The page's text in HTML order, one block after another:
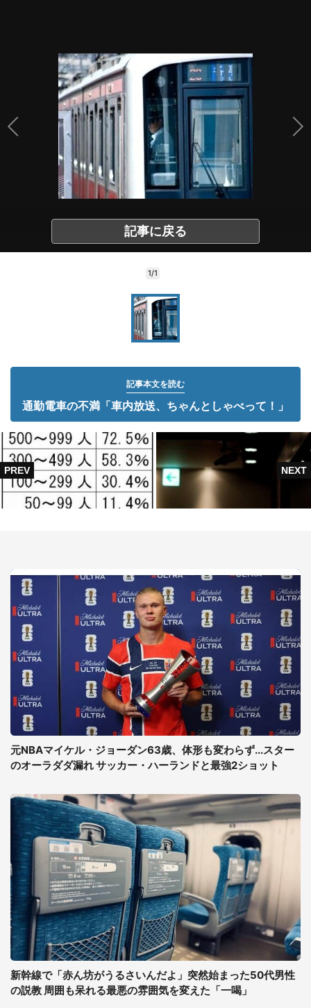
記事に戻る
1/1
記事本文を読む
通勤電車の不満「車内放送、ちゃんとしゃべって！」
元NBAマイケル・ジョーダン63歳、体形も変わらず...スター
のオーラダダ漏れ サッカー・ハーランドと最強2ショット
新幹線で「赤ん坊がうるさいんだよ」突然始まった50代男性
の説教 周囲も呆れる最悪の雰囲気を変えた「一喝」